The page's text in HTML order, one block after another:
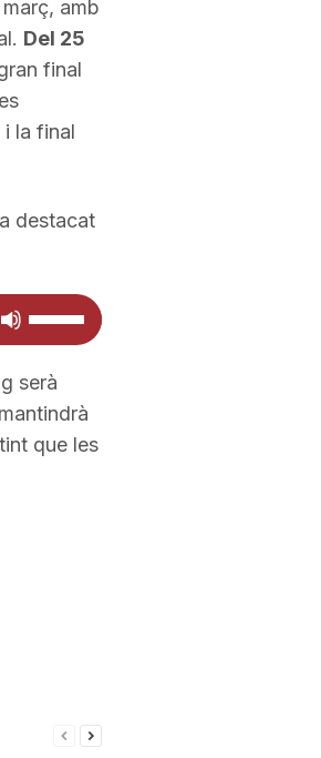
amb
Del 25
final
la final
destacat
Feu
servir
les
tecles
de
serà
que les